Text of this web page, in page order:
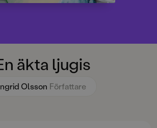
äkta ljugis
Olsson Författare